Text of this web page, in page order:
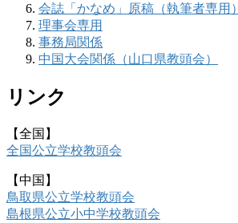
会誌「かなめ」原稿（執筆者専用）
理事会専用
事務局関係
中国大会関係（山口県教頭会）
リンク
【全国】
全国公立学校教頭会
【中国】
鳥取県公立学校教頭会
島根県公立小中学校教頭会